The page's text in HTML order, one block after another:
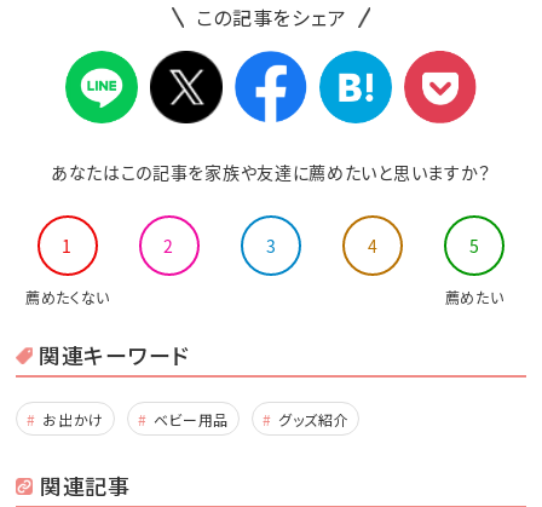
この記事をシェア
あなたはこの記事を家族や友達に薦めたいと思いますか？
1 2 3 4 5
薦めたくない 薦めたい
関連キーワード
お出かけ ベビー用品 グッズ紹介
関連記事